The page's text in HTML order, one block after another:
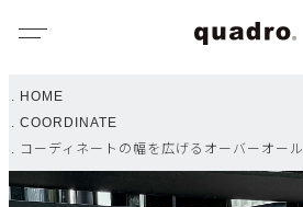
HOME
COORDINATE
コーディネートの幅を広げるオーバーオール